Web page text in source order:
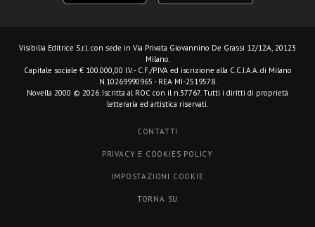
Visibilia Editrice S.r.l. con sede in Via Privata Giovannino De Grassi 12/12A, 20123
Milano.
Capitale sociale € 100.000,00 I.V. - C.F./P.IVA ed iscrizione alla C.C.I.A.A. di Milano
N.10269990965 - REA MI-2519578.
Novella 2000 © 2026. Iscritta al ROC con il n.37767. Tutti i diritti di proprietà
letteraria ed artistica riservati.
CONTATTI
PRIVACY E COOKIES POLICY
IMPOSTAZIONI COOKIE
TORNA SU